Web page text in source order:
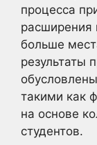
процесса
расширения
больше
результаты
такими как
на основе
студентов.